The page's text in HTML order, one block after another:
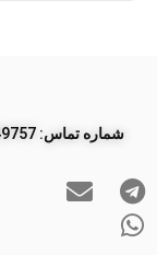
ﺷﻤﺎره ﺗﻤﺎس: 09022849757